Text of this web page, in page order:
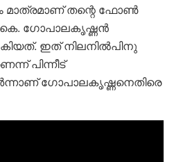
മാത്രമാണ് തന്റെ ഫോൺ
കെ. ഗോപാലകൃഷ്ണൻ
ഇത് നിലനിൽപിനു
പിന്നീട്
ഗോപാലകൃഷ്ണനെതിരെ